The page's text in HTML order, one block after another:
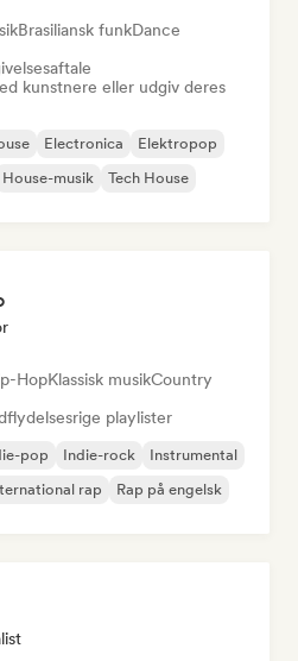
Brasiliansk funkDance
kunstnere eller udgiv deres
Electronica
Elektropop
House-musik Tech House
HopKlassisk musikCountry
playlister
pop Indie-rock
Instrumental
rap Rap på engelsk